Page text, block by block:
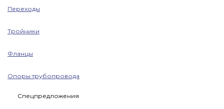
Переходы
Тройники
Фланцы
Опоры трубопровода
Спецпредложения